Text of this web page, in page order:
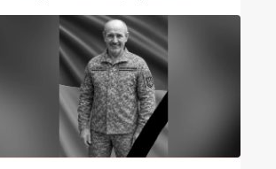
“втручання в роботу
лічильника”